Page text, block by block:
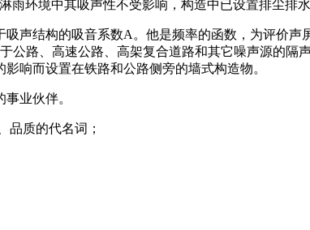
环境中其吸声性不受影响，构造中已设置排尘排
声结构的吸音系数A。他是频率的函数，为评价声
公路、高速公路、高架复合道路和其它噪声源的隔
响而设置在铁路和公路侧旁的墙式构造物。
业伙伴。
品质的代名词；